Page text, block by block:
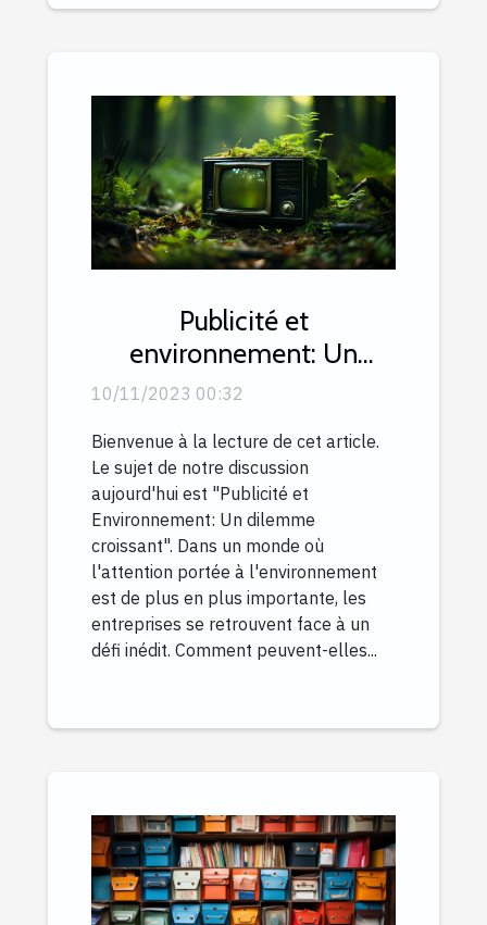
Publicité et
environnement: Un
dilemme croissant
10/11/2023 00:32
Bienvenue à la lecture de cet article.
Le sujet de notre discussion
aujourd'hui est "Publicité et
Environnement: Un dilemme
croissant". Dans un monde où
l'attention portée à l'environnement
est de plus en plus importante, les
entreprises se retrouvent face à un
défi inédit. Comment peuvent-elles...